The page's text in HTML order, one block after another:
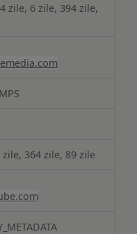
zile, 6 zile, 394 zile,
zile, 364 zile, 89 zile